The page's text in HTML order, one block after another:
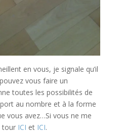
en vous, je signale qu’il
vous faire un
toutes les possibilités de
au nombre et à la forme
vous avez…Si vous ne me
tour ICI et ICI.